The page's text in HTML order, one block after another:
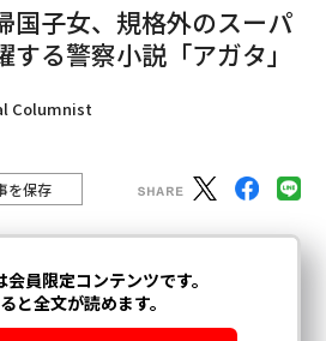
国子女、規格外のスーパ
る警察小説「アガタ」
Columnist
を保存